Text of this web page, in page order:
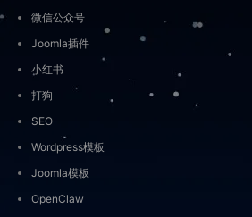
微信公众号
Joomla插件
小红书
打狗
SEO
Wordpress模板
Joomla模板
OpenClaw